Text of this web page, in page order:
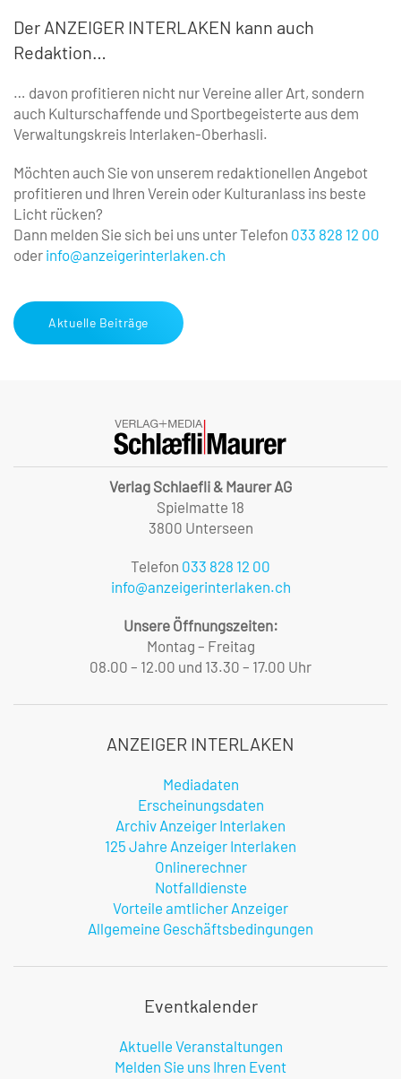
Der ANZEIGER INTERLAKEN kann auch
Redaktion…
… davon profitieren nicht nur Vereine aller Art, ­sondern
auch Kulturschaffende und Sportbegeisterte aus dem
Verwaltungskreis Interlaken-Oberhasli.
Möchten auch Sie von unserem redaktionellen Angebot
profitieren und Ihren Verein oder Kulturanlass ins beste
Licht rücken?
Dann melden Sie sich bei uns unter Telefon 033 828 12 00
oder info@anzeigerinterlaken.ch
Aktuelle Beiträge
Verlag Schlaefli & Maurer AG
Spielmatte 18
3800 Unterseen
Telefon 033 828 12 00
info@anzeigerinterlaken.ch
Unsere Öffnungszeiten:
Montag – Freitag
08.00 – 12.00 und 13.30 – 17.00 Uhr
ANZEIGER INTERLAKEN
Mediadaten
Erscheinungsdaten
Archiv Anzeiger Interlaken
125 Jahre Anzeiger Interlaken
Onlinerechner
Notfalldienste
Vorteile amtlicher Anzeiger
Allgemeine Geschäftsbedingungen
Eventkalender
Aktuelle Veranstaltungen
Melden Sie uns Ihren Event